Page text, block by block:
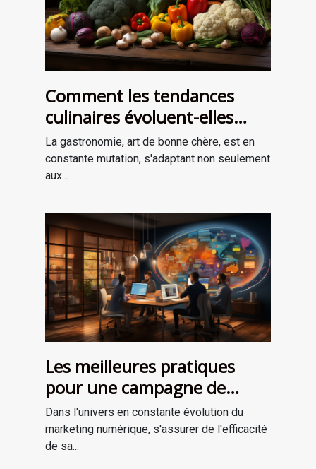
Comment les tendances
culinaires évoluent-elles
avec les saisons ?
La gastronomie, art de bonne chère, est en
constante mutation, s'adaptant non seulement
aux...
Les meilleures pratiques
pour une campagne de
marketing numérique
réussie
Dans l'univers en constante évolution du
marketing numérique, s'assurer de l'efficacité
de sa...